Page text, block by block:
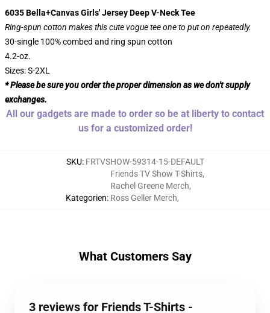
6035 Bella+Canvas Girls' Jersey Deep V-Neck Tee
Ring-spun cotton makes this cute vogue tee one to put on repeatedly.
30-single 100% combed and ring spun cotton
4.2-oz.
Sizes: S-2XL
* Please be sure you order the proper dimension as we don't supply
exchanges.
All our gadgets are made to order so be at liberty to contact
us for a customized order!
SKU: FRTVSHOW-59314-15-DEFAULT
Kategorien:
Friends TV Show T-Shirts,
Rachel Greene Merch,
Ross Geller Merch,
What Customers Say
3 reviews for Friends T-Shirts -